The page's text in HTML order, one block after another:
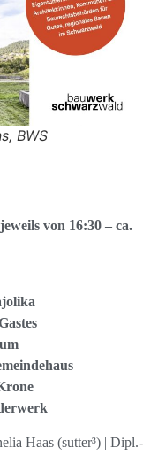
BWS
von 16:30 – ca.
Haas (sutter³) | Dipl.-